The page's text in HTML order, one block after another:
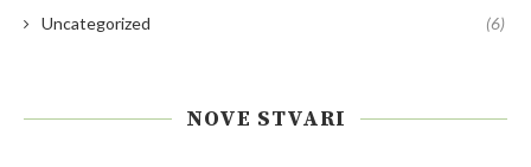
Uncategorized (6)
NOVE STVARI